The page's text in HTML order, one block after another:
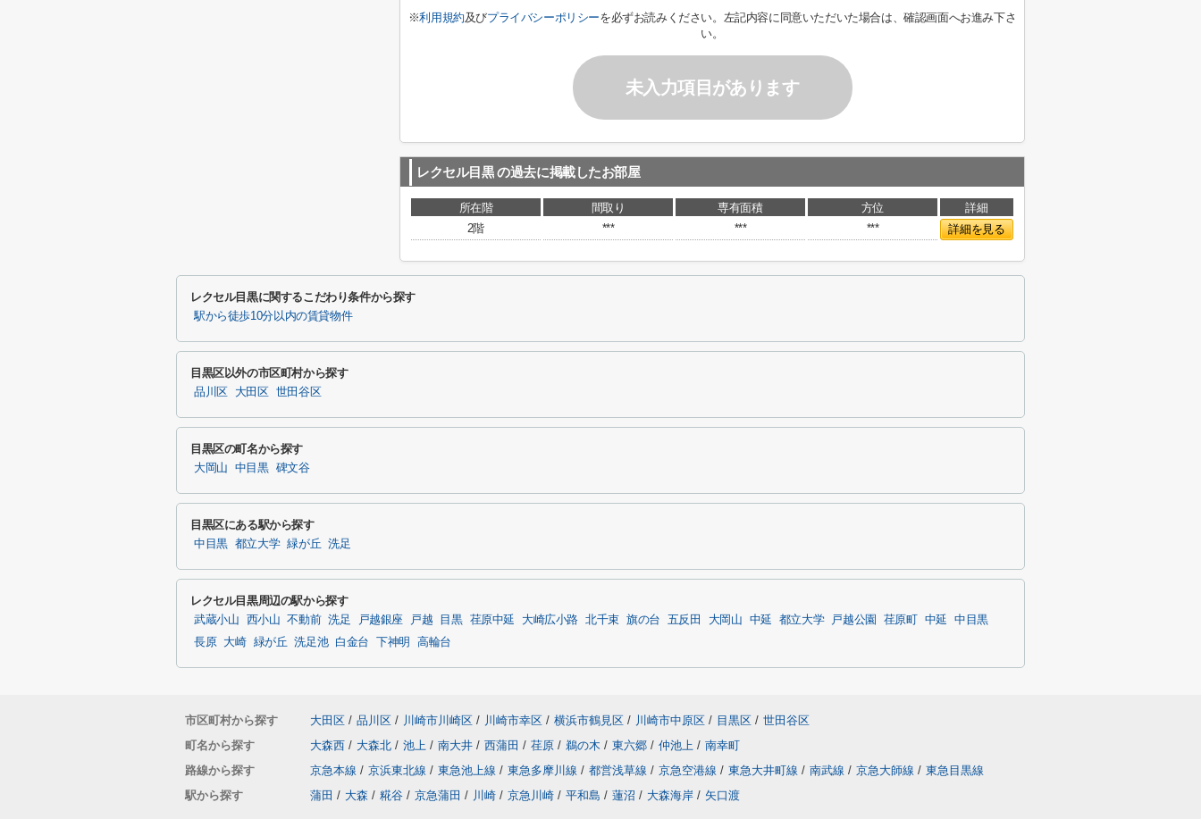
※利用規約及びプライバシーポリシーを必ずお読みください。左記内容に同意いただいた場合は、確認画面へお進み下さ
い。
未入力項目があります
レクセル目黒 の過去に掲載したお部屋
所在階 間取り 専有面積 方位
詳細
2階
*** *** *** 詳細を見る
レクセル目黒に関するこだわり条件から探す
駅から徒歩10分以内の賃貸物件
目黒区以外の市区町村から探す
品川区 大田区 世田谷区
目黒区の町名から探す
大岡山 中目黒 碑文谷
目黒区にある駅から探す
中目黒 都立大学 緑が丘 洗足
レクセル目黒周辺の駅から探す
武蔵小山 西小山 不動前 洗足 戸越銀座 戸越 目黒 荏原中延 大崎広小路 北千束 旗の台 五反田 大岡山 中延 都立大学 戸越公園 荏原町 中延
中目黒
長原
大崎 緑が丘 洗足池 白金台 下神明 高輪台
市区町村から探す 大田区 / 品川区 / 川崎市川崎区 / 川崎市幸区 / 横浜市鶴見区 / 川崎市中原区 / 目黒区 / 世田谷区
町名から探す
大森西 / 大森北 / 池上 / 南大井 / 西蒲田 / 荏原 / 鵜の木 / 東六郷 / 仲池上 / 南幸町
路線から探す
京急本線 / 京浜東北線 / 東急池上線 / 東急多摩川線 / 都営浅草線 / 京急空港線 / 東急大井町線 / 南武線 / 京急大師線 / 東急目黒線
駅から探す
蒲田 / 大森 / 糀谷 / 京急蒲田 / 川崎 / 京急川崎 / 平和島 / 蓮沼 / 大森海岸 / 矢口渡